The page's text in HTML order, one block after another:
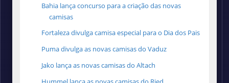
Bahia lança concurso para a criação das novas
camisas
Fortaleza divulga camisa especial para o Dia dos Pais
Puma divulga as novas camisas do Vaduz
Jako lança as novas camisas do Altach